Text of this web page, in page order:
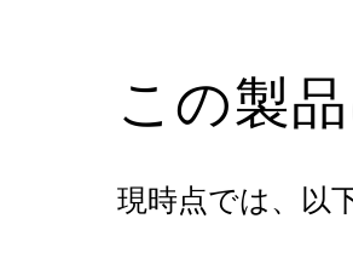
この製
現時点では、以